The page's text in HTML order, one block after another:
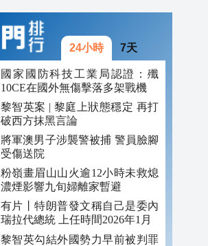
24小時 7天
國家國防科技工業局認證：殲
10CE在國外無傷擊落多架戰機
黎智英案 | 黎庭上狀態穩定 再打
破西方抹黑言論
將軍澳男子涉襲警被捕 警員臉腳
受傷送院
粉嶺畫眉山山火逾12小時未救熄
濃煙影響九旬婦離家暫避
有片丨特朗普發文稱自己是委內
瑞拉代總統 上任時間2026年1月
黎智英勾結外國勢力早前被判罪